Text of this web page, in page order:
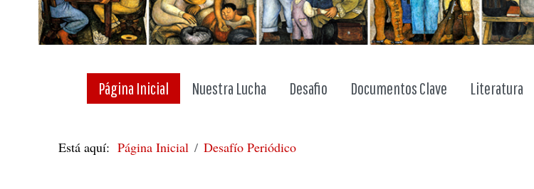
Página Inicial Nuestra Lucha Desafio Documentos Clave Literatura
Está aquí:Página Inicial Desafío Periódico